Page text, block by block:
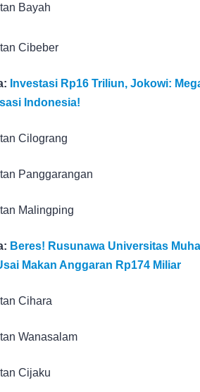
Bayah
Cibeber
Investasi Rp16 Triliun, Jokowi:
Indonesia!
Cilograng
Panggarangan
Malingping
Beres! Rusunawa Universitas
Makan Anggaran Rp174 Miliar
Cihara
Wanasalam
Cijaku